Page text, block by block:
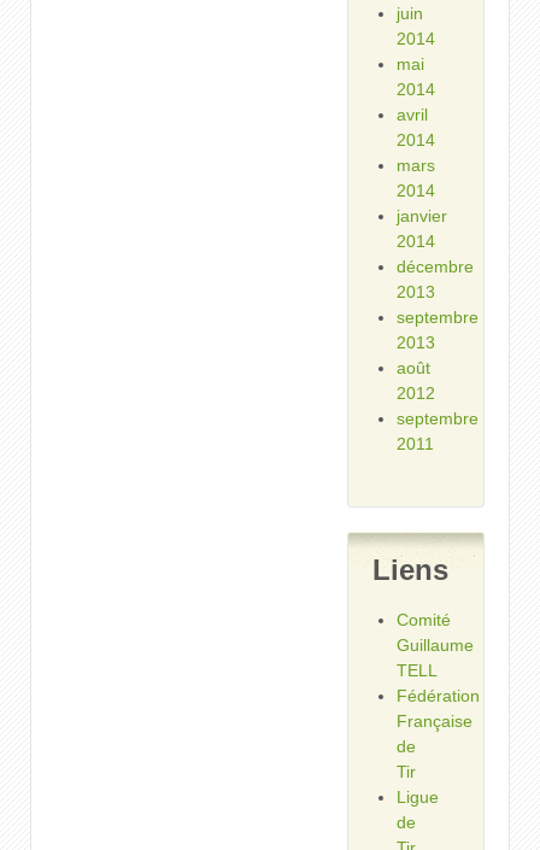
juin
2014
mai
2014
avril
2014
mars
2014
janvier
2014
décembre
2013
septembre
2013
août
2012
septembre
2011
Liens
Comité
Guillaume
TELL
Fédération
Française
de
Tir
Ligue
de